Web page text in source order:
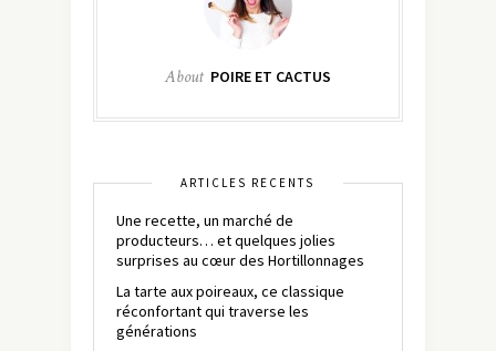
About POIRE ET CACTUS
ARTICLES RÉCENTS
Une recette, un marché de
producteurs… et quelques jolies
surprises au cœur des Hortillonnages
La tarte aux poireaux, ce classique
réconfortant qui traverse les
générations